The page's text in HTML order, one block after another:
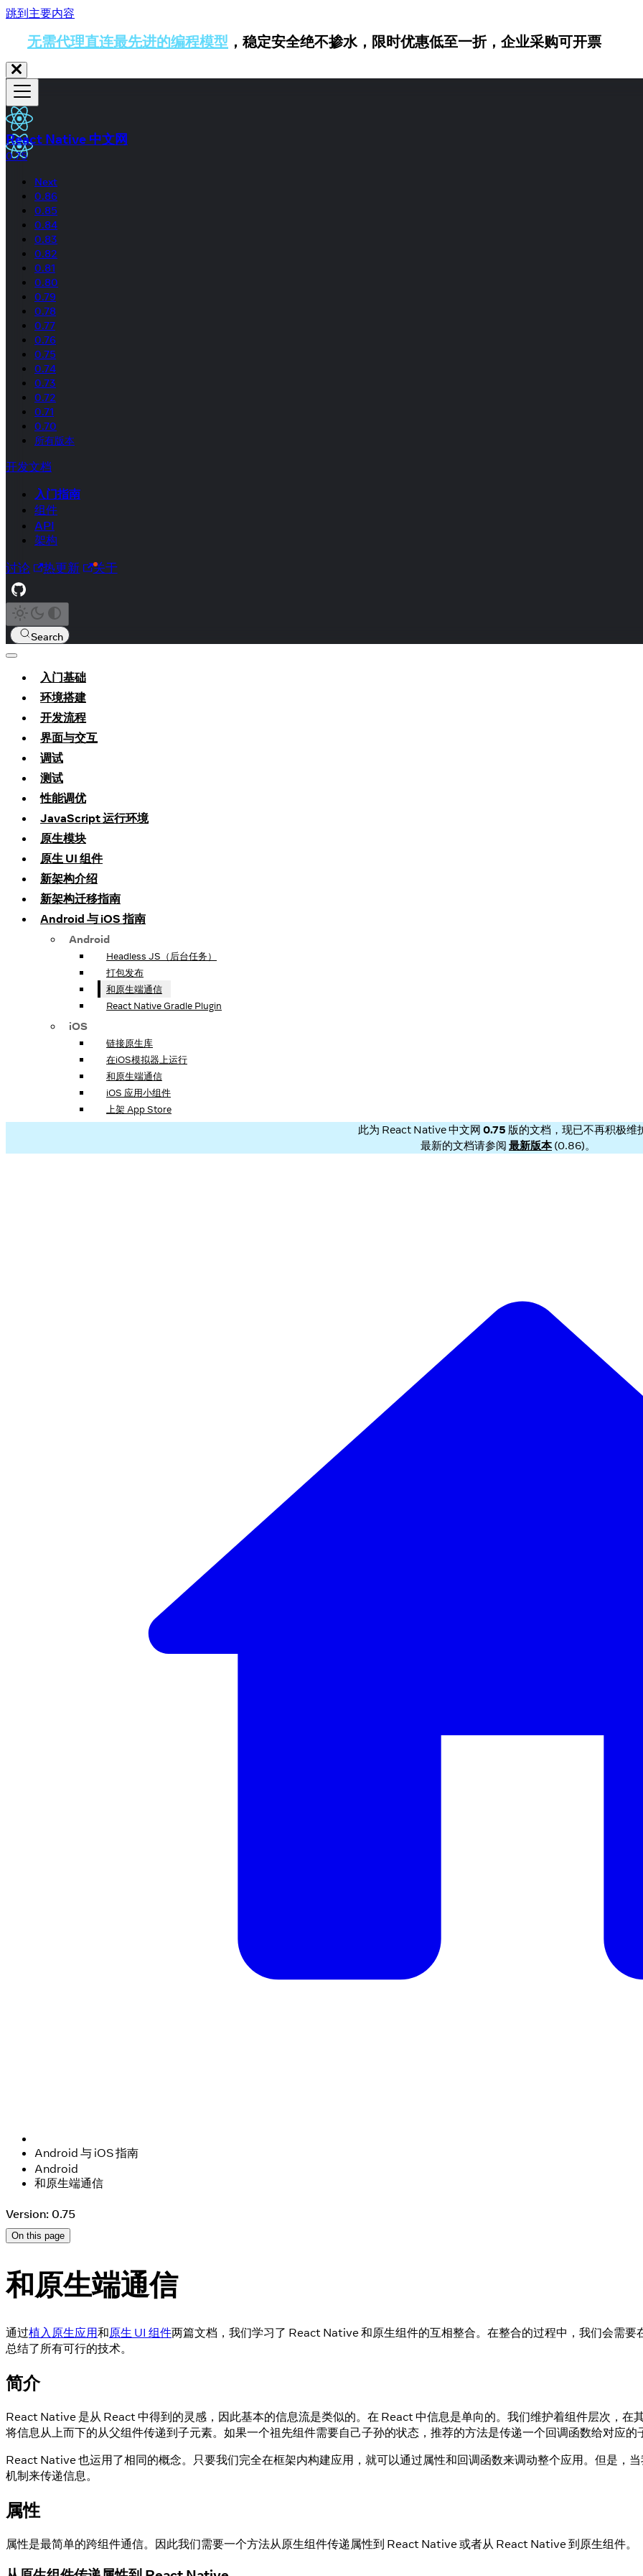
跳到主要内容
无需代理直连最先进的编程模型 ，稳定安全绝不掺水，限时优惠低至一折，企业采购可开票
React Native 中文网
0.75
Next
0.86
0.85
0.84
0.83
0.82
0.81
0.80
0.79
0.78
0.77
0.76
0.75
0.74
0.73
0.72
0.71
0.70
所有版本
开发文档
入门指南
组件
API
架构
讨论 热更新 关于
Search
入门基础
环境搭建
开发流程
界面与交互
调试
测试
性能调优
JavaScript 运行环境
原生模块
原生 UI 组件
新架构介绍
新架构迁移指南
Android 与 iOS 指南
Android
Headless JS（后台任务）
打包发布
和原生端通信
React Native Gradle Plugin
iOS
链接原生库
在iOS模拟器上运行
和原生端通信
iOS 应用小组件
上架 App Store
此为 React Native 中文网 0.75 版的文档，现已不再积极维
最新的文档请参阅 最新版本(0.86)。
Android 与 iOS 指南
Android
和原生端通信
Version: 0.75
On this page
和原生端通信
通过植入原生应用和原生 UI 组件两篇文档，我们学习了 React Native 和原生组件的互相整合。在整合的过程中，我们会需
总结了所有可行的技术。
简介
React Native 是从 React 中得到的灵感，因此基本的信息流是类似的。在 React 中信息是单向的。我们维护着组件层次，
将信息从上而下的从父组件传递到子元素。如果一个祖先组件需要自己子孙的状态，推荐的方法是传递一个回调函数给对应的
React Native 也运用了相同的概念。只要我们完全在框架内构建应用，就可以通过属性和回调函数来调动整个应用。但是，
机制来传递信息。
属性
属性是最简单的跨组件通信。因此我们需要一个方法从原生组件传递属性到 React Native 或者从 React Native 到原生组件。